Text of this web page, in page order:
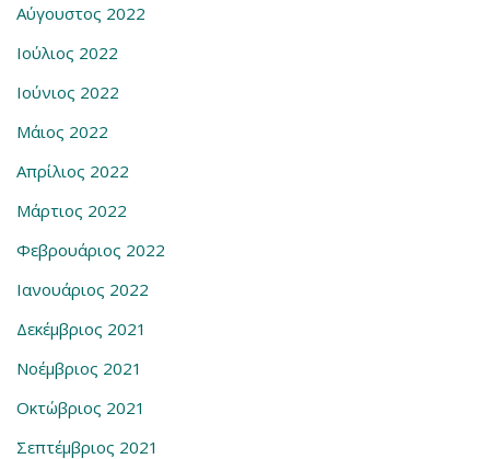
Αύγουστος 2022
Ιούλιος 2022
Ιούνιος 2022
Μάιος 2022
Απρίλιος 2022
Μάρτιος 2022
Φεβρουάριος 2022
Ιανουάριος 2022
Δεκέμβριος 2021
Νοέμβριος 2021
Οκτώβριος 2021
Σεπτέμβριος 2021